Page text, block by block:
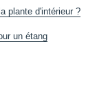
plante d'intérieur ?
un étang